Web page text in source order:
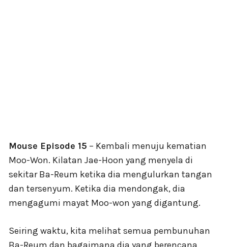
Mouse Episode 15 – Kembali menuju kematian
Moo-Won. Kilatan Jae-Hoon yang menyela di
sekitar Ba-Reum ketika dia mengulurkan tangan
dan tersenyum. Ketika dia mendongak, dia
mengagumi mayat Moo-won yang digantung.
Seiring waktu, kita melihat semua pembunuhan